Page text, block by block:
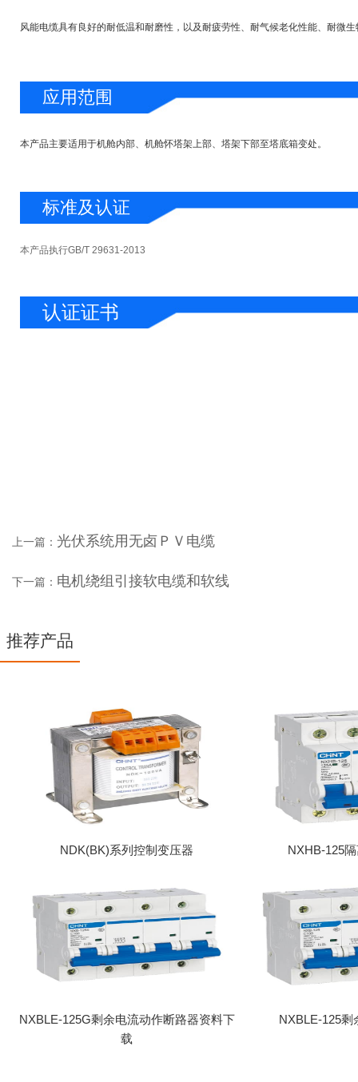
风能电缆具有良好的耐低温和耐磨性，以及耐疲劳性、耐气候老化性能、耐微
应用范围
本产品主要适用于机舱内部、机舱怀塔架上部、塔架下部至塔底箱变处。
标准及认证
本产品执行GB/T 29631-2013
认证证书
上一篇： 光伏系统用无卤ＰＶ电缆
下一篇： 电机绕组引接软电缆和软线
推荐产品
NDK(BK)系列控制变压器 NXHB-125
NXBLE-125G剩余电流动作断路器资料下
载
NXBLE-125剩